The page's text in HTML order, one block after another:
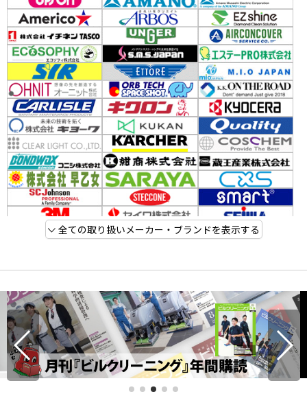
全ての取り扱いメーカー・ブランドを表示する